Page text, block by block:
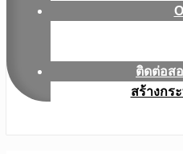
ติดต่อส
สร้างกร